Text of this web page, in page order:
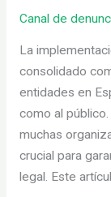
Canal de
La
consolidado
entidades en
como al
muchas
crucial para
legal. Este
SI
OBLIGATORIO